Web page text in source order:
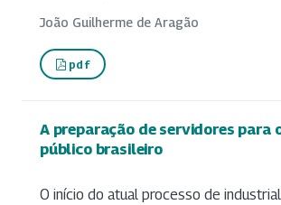
João Guilherme de Aragão
pdf
A preparação de servidores para
público brasileiro
O início do atual processo de